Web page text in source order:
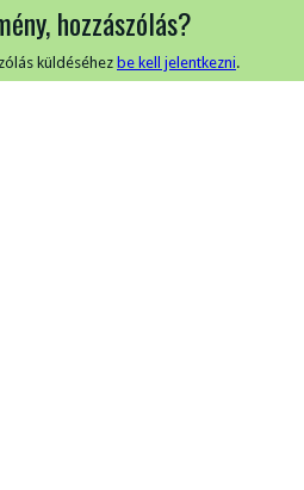
hozzászólás?
küldéséhez be kell jelentkezni.